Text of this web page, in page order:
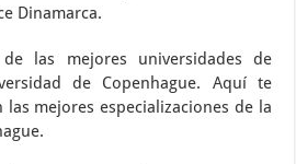
Dinamarca.
de las mejores universidades de
de Copenhague. Aquí te
mejores especializaciones de la